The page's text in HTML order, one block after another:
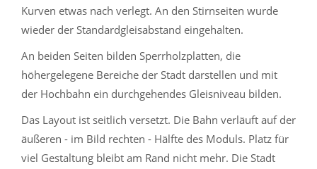
Kurven etwas nach verlegt. An den Stirnseiten wurde
wieder der Standardgleisabstand eingehalten.
An beiden Seiten bilden Sperrholzplatten, die
höhergelegene Bereiche der Stadt darstellen und mit
der Hochbahn ein durchgehendes Gleisniveau bilden.
Das Layout ist seitlich versetzt. Die Bahn verläuft auf der
äußeren - im Bild rechten - Hälfte des Moduls. Platz für
viel Gestaltung bleibt am Rand nicht mehr. Die Stadt